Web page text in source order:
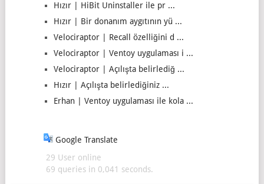
Hızır | HiBit Uninstaller ile pr ...
Hızır | Bir donanım aygıtının yü ...
Velociraptor | Recall özelliğini d ...
Velociraptor | Ventoy uygulaması i ...
Velociraptor | Açılışta belirlediğ ...
Hızır | Açılışta belirlediğiniz ...
Erhan | Ventoy uygulaması ile kola ...
Google Translate
29 User online
69 queries in 0,041 seconds.